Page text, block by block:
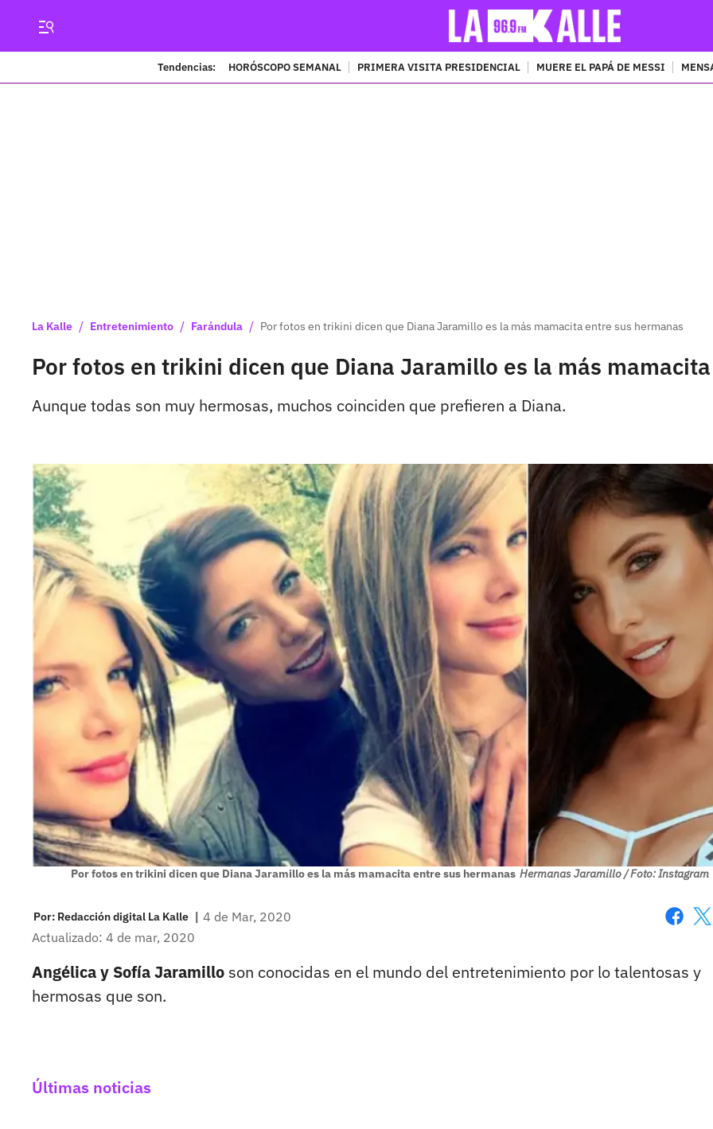
Tendencias: HORÓSCOPO SEMANAL PRIMERA VISITA PRESIDENCIAL MUERE EL PAPÁ DE MESSI
La Kalle / Entretenimiento / Farándula / Por fotos en trikini dicen que Diana Jaramillo es la más mamacita entre sus hermanas
Por fotos en trikini dicen que Diana Jaramillo es la más
Aunque todas son muy hermosas, muchos coinciden que prefieren a Diana.
Por fotos en trikini dicen que Diana Jaramillo es la más mamacita entre sus hermanas Hermanas Jaramillo / Foto: Instagram
Por: Redacción digital La Kalle | 4 de Mar, 2020
Actualizado: 4 de mar, 2020
Angélica y Sofía Jaramillo son conocidas en el mundo del entretenimiento por lo talentosas y
hermosas que son.
Últimas noticias